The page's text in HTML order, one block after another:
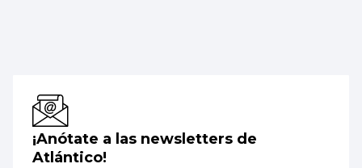
¡Anótate a las newsletters de
Atlántico!